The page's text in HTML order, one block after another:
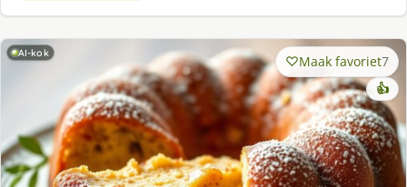
AI-kok Maak favoriet7
👍